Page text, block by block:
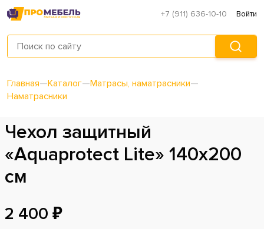
+7 (911) 636-10-10 Войти
Главная—Каталог—Матрасы, наматрасники—
Наматрасники
Чехол защитный
«Aquaprotect Lite» 140х200
см
2 400 ₽